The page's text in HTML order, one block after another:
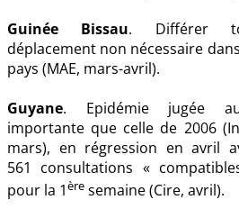
Guinée Bissau. Différer
déplacement non nécessaire
pays (MAE, mars-avril).
Guyane. Epidémie jugée
importante que celle de 2006
mars), en régression en avril
561 consultations «
pour la 1ère semaine (Cire, avril).